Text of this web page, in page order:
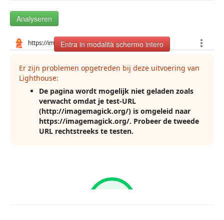
Analyseren
Entra in modalità schermo intero